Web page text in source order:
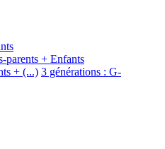
parents + Enfants
+ (...) 3 générations : G-